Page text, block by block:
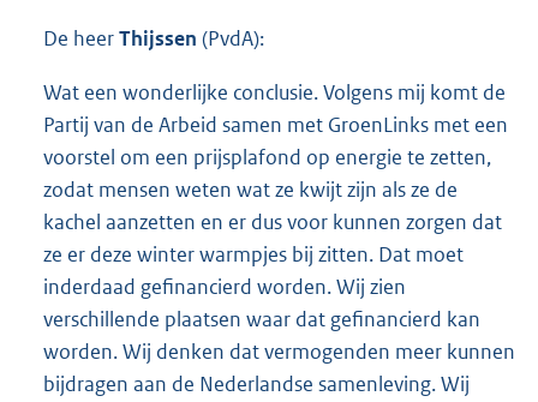
De heerThijssen (PvdA):
Wat een wonderlijke conclusie. Volgens mij komt de
Partij van de Arbeid samen met GroenLinks met een
voorstel om een prijsplafond op energie te zetten,
zodat mensen weten wat ze kwijt zijn als ze de
kachel aanzetten en er dus voor kunnen zorgen dat
ze er deze winter warmpjes bij zitten. Dat moet
inderdaad gefinancierd worden. Wij zien
verschillende plaatsen waar dat gefinancierd kan
worden. Wij denken dat vermogenden meer kunnen
bijdragen aan de Nederlandse samenleving. Wij